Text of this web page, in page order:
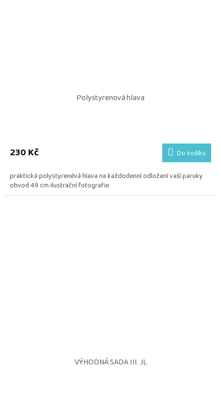
Polystyrenová hlava
230 Kč Do košíku
praktická polystyrenévá hlava na každodenní odložení vaší paruky
obvod 49 cm ilustrační fotografie
VÝHODNÁ SADA III. JL